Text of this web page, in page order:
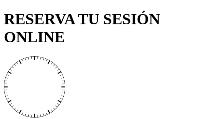
RESERVA TU SESIÓN
ONLINE